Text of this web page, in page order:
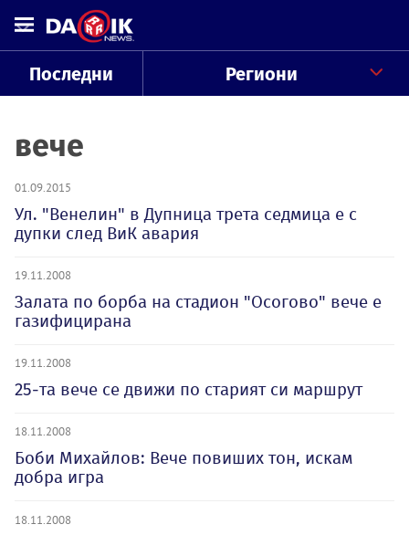
Последни Региони
вече
01.09.2015
Ул. "Венелин" в Дупница трета седмица е с
дупки след ВиК авария
19.11.2008
Залата по борба на стадион "Осогово" вече е
газифицирана
19.11.2008
25-та вече се движи по старият си маршрут
18.11.2008
Боби Михайлов: Вече повиших тон, искам
добра игра
18.11.2008